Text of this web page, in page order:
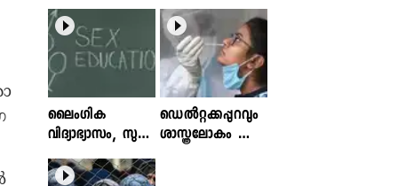
ലൈംഗിക
വിദ്യാഭ്യാസം, സുര
ക്ഷിതവും അ
ല്ലാത്തതുമായ സ്പ
ഡെൽറ്റക്കപ്പുറവും
ശാസ്ത്രലോകം ശ്ര